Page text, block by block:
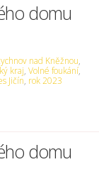
domu
nad Kněžnou,
kraj,Volné foukání,
Jičín, rok 2023
domu